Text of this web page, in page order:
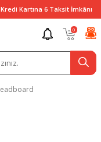
Kartına 6 Taksit İmkânı
0